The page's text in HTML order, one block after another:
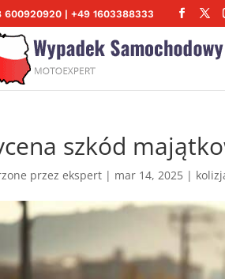
600920920 | +49 1603388333
szkód
przezekspert | mar 14, 2025 |